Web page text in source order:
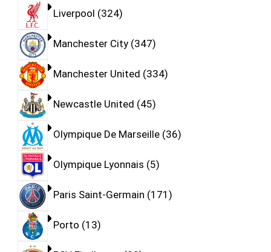
Liverpool 324
Manchester City 347
Manchester United 334
Newcastle United 45
Olympique De Marseille 36
Olympique Lyonnais 5
Paris Saint-Germain 171
Porto 13